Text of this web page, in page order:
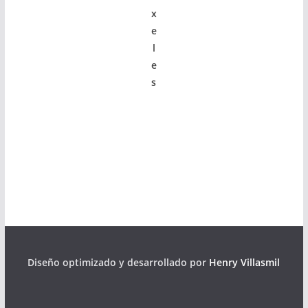
x
e
l
e
s
Diseño optimizado y desarrollado por Henry Villasmil